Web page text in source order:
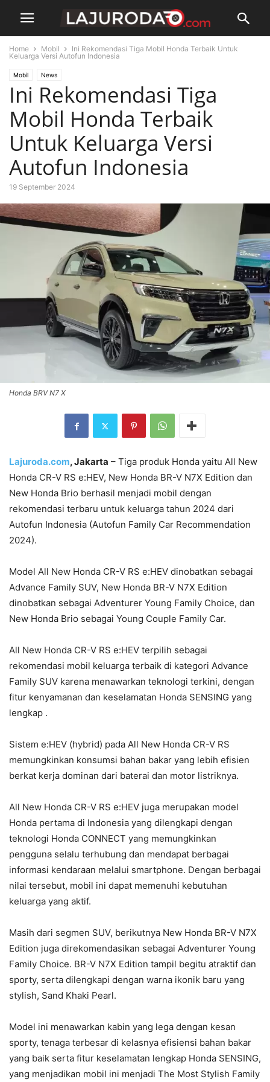
Home Mobil
Ini Rekomendasi Tiga Mobil Honda Terbaik Untuk
Keluarga Versi Autofun Indonesia
Mobil News
Ini Rekomendasi Tiga
Mobil Honda Terbaik
Untuk Keluarga Versi
Autofun Indonesia
19 September 2024
Honda BRV N7 X
Lajuroda.com, Jakarta – Tiga produk Honda yaitu All New
Honda CR-V RS e:HEV, New Honda BR-V N7X Edition dan
New Honda Brio berhasil menjadi mobil dengan
rekomendasi terbaru untuk keluarga tahun 2024 dari
Autofun Indonesia (Autofun Family Car Recommendation
2024).
Model All New Honda CR-V RS e:HEV dinobatkan sebagai
Advance Family SUV, New Honda BR-V N7X Edition
dinobatkan sebagai Adventurer Young Family Choice, dan
New Honda Brio sebagai Young Couple Family Car.
All New Honda CR-V RS e:HEV terpilih sebagai
rekomendasi mobil keluarga terbaik di kategori Advance
Family SUV karena menawarkan teknologi terkini, dengan
fitur kenyamanan dan keselamatan Honda SENSING yang
lengkap .
Sistem e:HEV (hybrid) pada All New Honda CR-V RS
memungkinkan konsumsi bahan bakar yang lebih efisien
berkat kerja dominan dari baterai dan motor listriknya.
All New Honda CR-V RS e:HEV juga merupakan model
Honda pertama di Indonesia yang dilengkapi dengan
teknologi Honda CONNECT yang memungkinkan
pengguna selalu terhubung dan mendapat berbagai
informasi kendaraan melalui smartphone. Dengan berbagai
nilai tersebut, mobil ini dapat memenuhi kebutuhan
keluarga yang aktif.
Masih dari segmen SUV, berikutnya New Honda BR-V N7X
Edition juga direkomendasikan sebagai Adventurer Young
Family Choice. BR-V N7X Edition tampil begitu atraktif dan
sporty, serta dilengkapi dengan warna ikonik baru yang
stylish, Sand Khaki Pearl.
Model ini menawarkan kabin yang lega dengan kesan
sporty, tenaga terbesar di kelasnya efisiensi bahan bakar
yang baik serta fitur keselamatan lengkap Honda SENSING,
yang menjadikan mobil ini menjadi The Most Stylish Family